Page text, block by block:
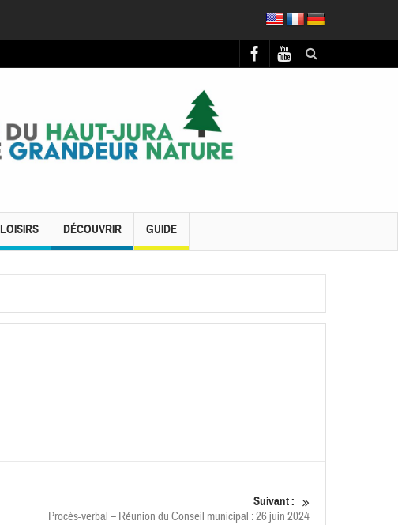
LOISIRS DÉCOUVRIR GUIDE
Suivant :
Procès-verbal – Réunion du Conseil municipal : 26 juin 2024